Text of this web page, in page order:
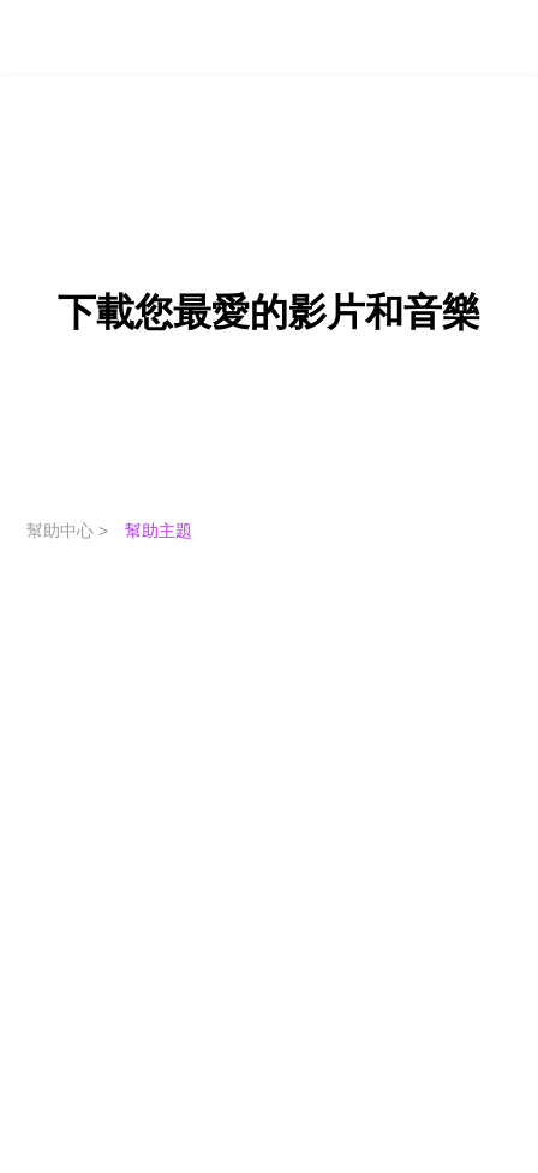
下載您最愛的影片和音樂
幫助中心 > 幫助主題